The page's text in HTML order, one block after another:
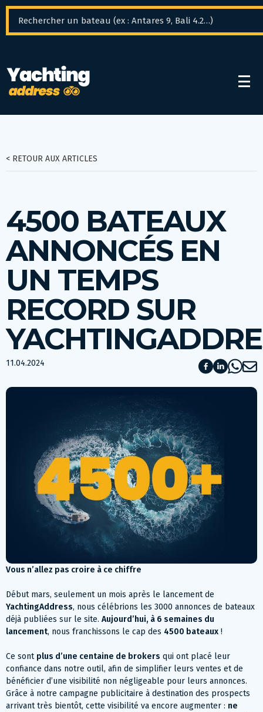
< RETOUR AUX ARTICLES
4500 BATEAUX
ANNONCÉS EN
UN TEMPS
RECORD SUR
11.04.2024
Vous n’allez pas croire à ce chiffre
Début mars, seulement un mois après le lancement de
YachtingAddress, nous célébrions les 3000 annonces de bateaux
déjà publiées sur le site. Aujourd’hui, à 6 semaines du
lancement, nous franchissons le cap des 4500 bateaux !
Ce sont plus d’une centaine de brokers qui ont placé leur
confiance dans notre outil, afin de simplifier leurs ventes et de
bénéficier d’une visibilité non négligeable pour leurs annonces.
Grâce à notre campagne publicitaire à destination des prospects
arrivant très bientôt, cette visibilité va encore augmenter : ne
Panneau de gestion des cookies